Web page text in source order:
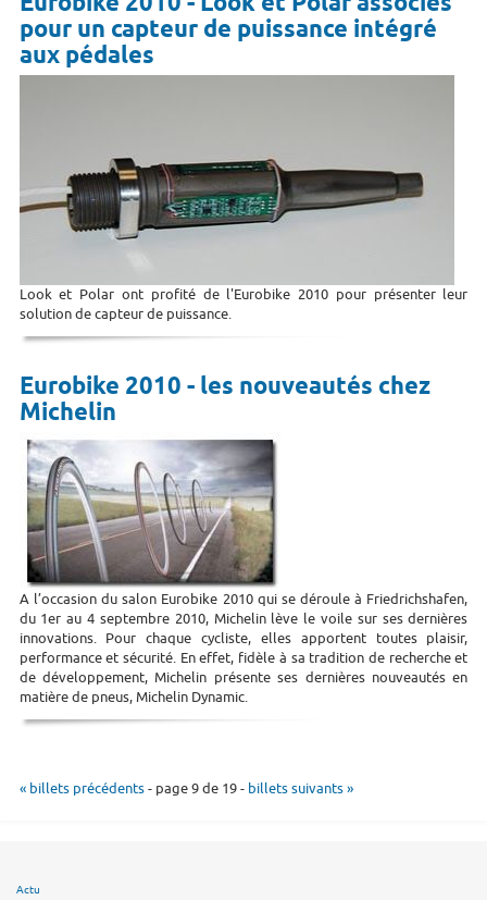
pour un capteur de puissance intégré
aux pédales
Look et Polar ont profité de l'Eurobike 2010 pour présenter leur
solution de capteur de puissance.
Eurobike 2010 - les nouveautés chez
Michelin
A l’occasion du salon Eurobike 2010 qui se déroule à Friedrichshafen,
du 1er au 4 septembre 2010, Michelin lève le voile sur ses dernières
innovations. Pour chaque cycliste, elles apportent toutes plaisir,
performance et sécurité. En effet, fidèle à sa tradition de recherche et
de développement, Michelin présente ses dernières nouveautés en
matière de pneus, Michelin Dynamic.
« billets précédents- page 9 de 19 - billets suivants »
Actu